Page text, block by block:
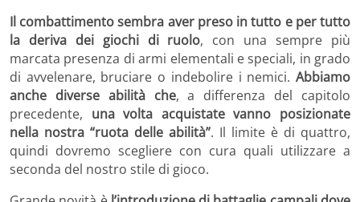
Il combattimento sembra aver preso in tutto e per tutto
la deriva dei giochi di ruolo, con una sempre più
marcata presenza di armi elementali e speciali, in grado
di avvelenare, bruciare o indebolire i nemici. Abbiamo
anche diverse abilità che, a differenza del capitolo
precedente, una volta acquistate vanno posizionate
nella nostra “ruota delle abilità”. Il limite è di quattro,
quindi dovremo scegliere con cura quali utilizzare a
seconda del nostro stile di gioco.